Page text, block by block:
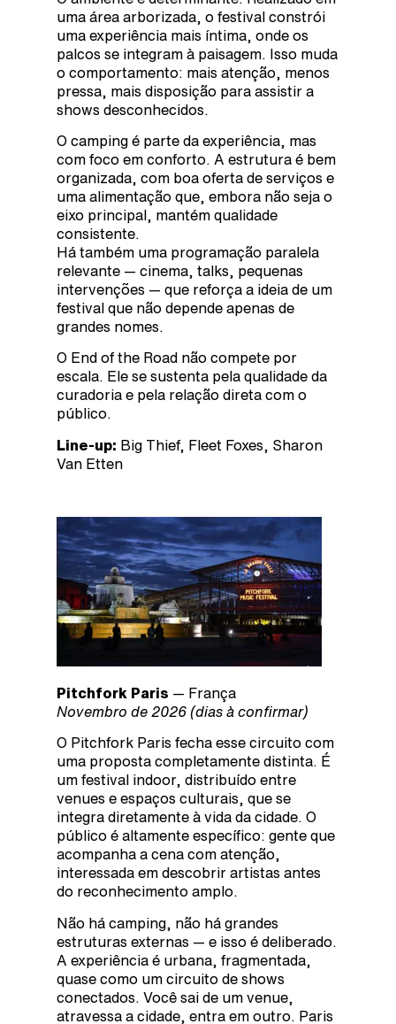
uma área arborizada, o festival constrói
uma experiência mais íntima, onde os
palcos se integram à paisagem. Isso muda
o comportamento: mais atenção, menos
pressa, mais disposição para assistir a
shows desconhecidos.
O camping é parte da experiência, mas
com foco em conforto. A estrutura é bem
organizada, com boa oferta de serviços e
uma alimentação que, embora não seja o
eixo principal, mantém qualidade
consistente.
Há também uma programação paralela
relevante — cinema, talks, pequenas
intervenções — que reforça a ideia de um
festival que não depende apenas de
grandes nomes.
O End of the Road não compete por
escala. Ele se sustenta pela qualidade da
curadoria e pela relação direta com o
público.
Line-up: Big Thief, Fleet Foxes, Sharon
Van Etten
Pitchfork Paris — França
Novembro de 2026 (dias à confirmar)
O Pitchfork Paris fecha esse circuito com
uma proposta completamente distinta. É
um festival indoor, distribuído entre
venues e espaços culturais, que se
integra diretamente à vida da cidade. O
público é altamente específico: gente que
acompanha a cena com atenção,
interessada em descobrir artistas antes
do reconhecimento amplo.
Não há camping, não há grandes
estruturas externas — e isso é deliberado.
A experiência é urbana, fragmentada,
quase como um circuito de shows
conectados. Você sai de um venue,
atravessa a cidade, entra em outro. Paris